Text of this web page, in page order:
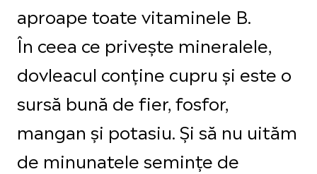
aproape toate vitaminele B.
În ceea ce privește mineralele,
dovleacul conține cupru și este o
sursă bună de fier, fosfor,
mangan și potasiu. Și să nu uităm
de minunatele semințe de